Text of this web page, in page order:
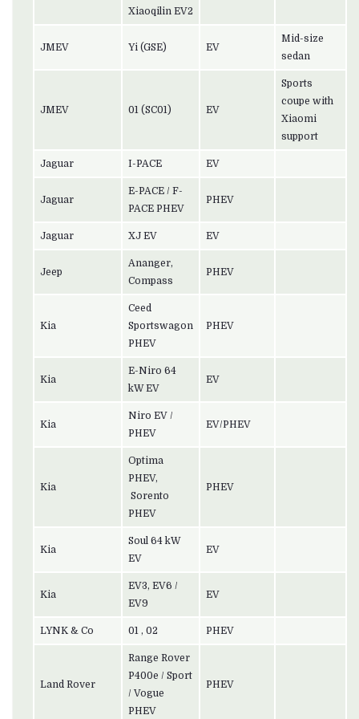
Xiaoqilin EV2
JMEV Yi (GSE) EV
Mid-size
sedan
JMEV 01 (SC01) EV
Sports
coupe with
Xiaomi
support
Jaguar I-PACE EV
Jaguar
E-PACE / F-
PACE PHEV
PHEV
Jaguar XJ EV EV
Jeep
Ananger,
Compass
PHEV
Kia
Ceed
Sportswagon
PHEV
PHEV
Kia
E-Niro 64
kW EV
EV
Kia
Niro EV /
PHEV
EV/PHEV
Kia
Optima
PHEV,
Sorento
PHEV
PHEV
Kia
Soul 64 kW
EV
EV
Kia
EV3, EV6 /
EV9
EV
LYNK & Co 01 , 02 PHEV
Land Rover
Range Rover
P400e / Sport
/ Vogue
PHEV
PHEV